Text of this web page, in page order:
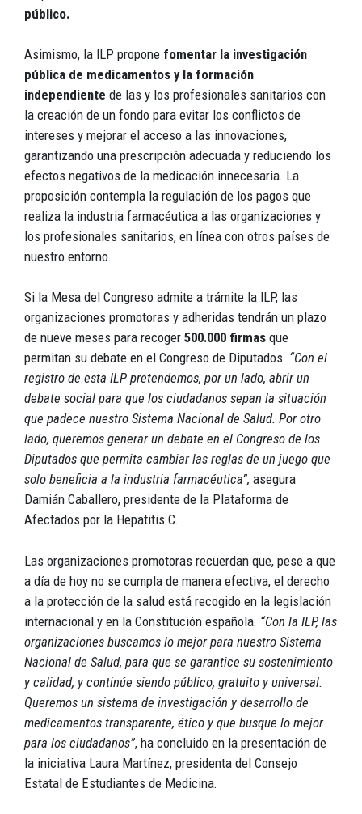
público.
Asimismo, la ILP propone fomentar la investigación
pública de medicamentos y la formación
independiente de las y los profesionales sanitarios con
la creación de un fondo para evitar los conflictos de
intereses y mejorar el acceso a las innovaciones,
garantizando una prescripción adecuada y reduciendo los
efectos negativos de la medicación innecesaria. La
proposición contempla la regulación de los pagos que
realiza la industria farmacéutica a las organizaciones y
los profesionales sanitarios, en línea con otros países de
nuestro entorno.
Si la Mesa del Congreso admite a trámite la ILP, las
organizaciones promotoras y adheridas tendrán un plazo
de nueve meses para recoger 500.000 firmas que
permitan su debate en el Congreso de Diputados. “Con el
registro de esta ILP pretendemos, por un lado, abrir un
debate social para que los ciudadanos sepan la situación
que padece nuestro Sistema Nacional de Salud. Por otro
lado, queremos generar un debate en el Congreso de los
Diputados que permita cambiar las reglas de un juego que
solo beneficia a la industria farmacéutica”, asegura
Damián Caballero, presidente de la Plataforma de
Afectados por la Hepatitis C.
Las organizaciones promotoras recuerdan que, pese a que
a día de hoy no se cumpla de manera efectiva, el derecho
a la protección de la salud está recogido en la legislación
internacional y en la Constitución española. “Con la ILP, las
organizaciones buscamos lo mejor para nuestro Sistema
Nacional de Salud, para que se garantice su sostenimiento
y calidad, y continúe siendo público, gratuito y universal.
Queremos un sistema de investigación y desarrollo de
medicamentos transparente, ético y que busque lo mejor
para los ciudadanos”, ha concluido en la presentación de
la iniciativa Laura Martínez, presidenta del Consejo
Estatal de Estudiantes de Medicina.